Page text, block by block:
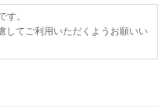
す。
してご利用いただくようお願いい